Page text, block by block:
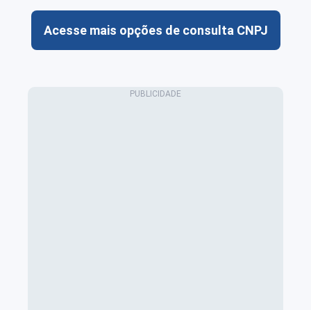
Acesse mais opções de consulta CNPJ